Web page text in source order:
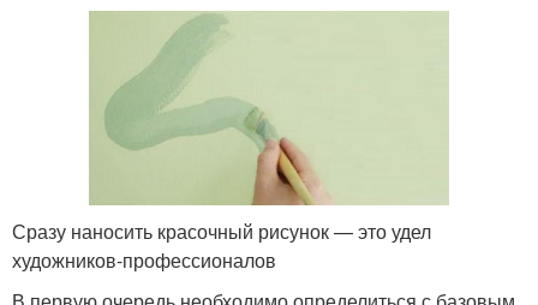
Сразу наносить красочный рисунок — это удел
художников-профессионалов